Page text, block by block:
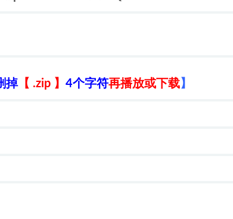
掉【 .zip 】 4个字符再播放或下载】